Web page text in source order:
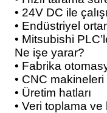
• 24V DC ile
• Endüstriyel
• Mitsubishi
Ne işe yarar?
• Fabrika
• CNC makineleri
• Üretim hatları
• Veri toplama